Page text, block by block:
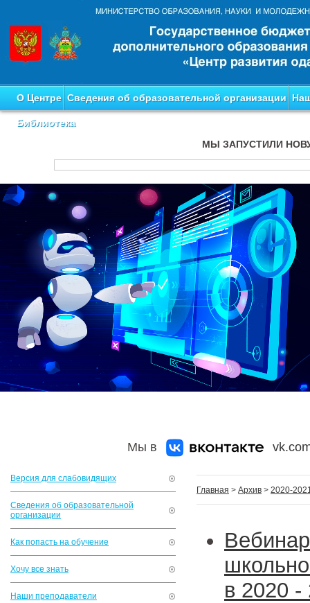
О Центре Сведения об образовательной организации
Библиотека
МЫ ЗАПУСТИЛИ
Мы в
Версия для слабовидящих
Сведения об образовательной
организации
Как попасть на обучение
Хочу все знать
Наши преподаватели
Главная > Архив > 2020-
в 2020 -